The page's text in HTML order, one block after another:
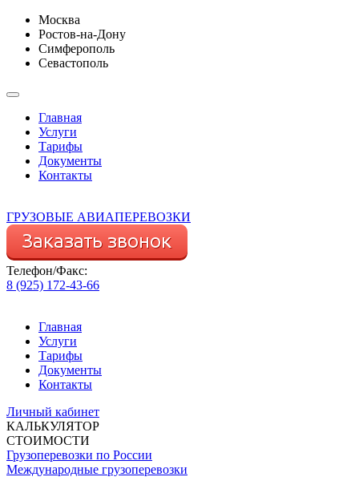
Москва
Ростов-на-Дону
Симферополь
Севастополь
Главная
Услуги
Тарифы
Документы
Контакты
ГРУЗОВЫЕ АВИАПЕРЕВОЗКИ
Телефон/Факс:
8 (925) 172-43-66
Главная
Услуги
Тарифы
Документы
Контакты
Личный кабинет
КАЛЬКУЛЯТОР
СТОИМОСТИ
Грузоперевозки по России
Международные грузоперевозки